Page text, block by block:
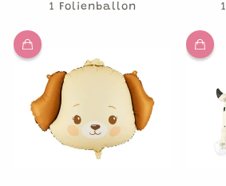
1 Folienballon